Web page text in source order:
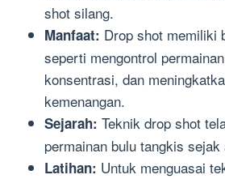
shot silang.
Manfaat: Drop shot memiliki
seperti mengontrol
konsentrasi, dan
kemenangan.
Sejarah: Teknik drop shot
permainan bulu tangkis
Latihan: Untuk menguasai